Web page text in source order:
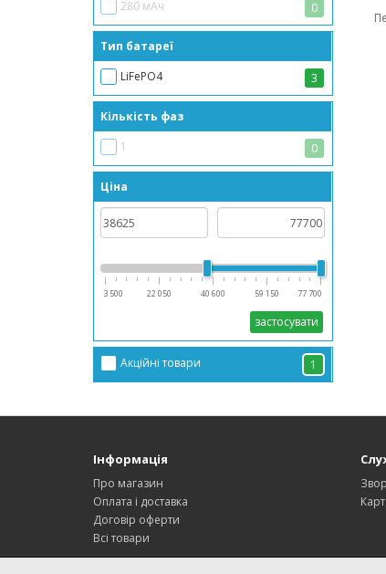
200 мАг
896 Вт
5000 мАг
1
280 мАч
0
Тип батареї
LiFePO4
3
Кількість фаз
1
0
Ціна
3 500 22 050 40 600 59 150 77 700
застосувати
Акційні товари 1
Інформація
Про магазин
Оплата і доставка
Договір оферти
Всі товари